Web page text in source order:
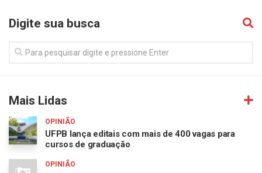
Digite sua busca
Mais Lidas
OPINIÃO
UFPB lança editais com mais de 400 vagas para
cursos de graduação
OPINIÃO